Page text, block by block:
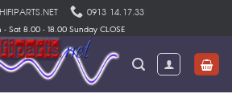
0913 14.17.33
- Sat 8.00 - 18.00 Sunday CLOSE